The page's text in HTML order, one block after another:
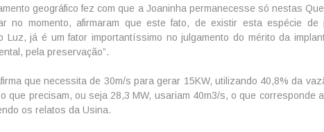
geográfico fez com que a Joaninha permanecesse só nestas
no momento, afirmaram que este fato, de existir esta espécie de
já é um fator importantíssimo no julgamento do mérito da
pela preservação”.
que necessita de 30m/s para gerar 15KW, utilizando 40,8% da
que precisam, ou seja 28,3 MW, usariam 40m3/s, o que corresponde
os relatos da Usina.